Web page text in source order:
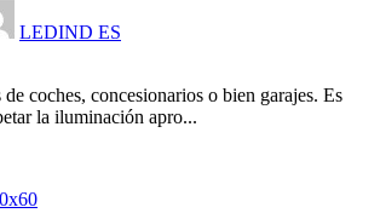
LEDIND ES
coches, concesionarios o bien garajes. Es
la iluminación apro...